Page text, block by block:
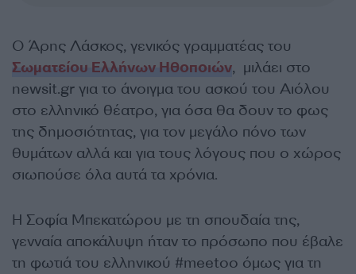
Ο Άρης Λάσκος, γενικός γραμματέας του
Σωματείου Ελλήνων Ηθοποιών, μιλάει στο
newsit.gr για το άνοιγμα του ασκού του Αιόλου
στο ελληνικό θέατρο, για όσα θα δουν το φως
της δημοσιότητας, για τον μεγάλο πόνο των
θυμάτων αλλά και για τους λόγους που ο χώρος
σιωπούσε όλα αυτά τα χρόνια.
Η Σοφία Μπεκατώρου με τη σπουδαία της,
γενναία αποκάλυψη ήταν το πρόσωπο που έβαλε
τη φωτιά του ελληνικού #meetoo όμως για τη